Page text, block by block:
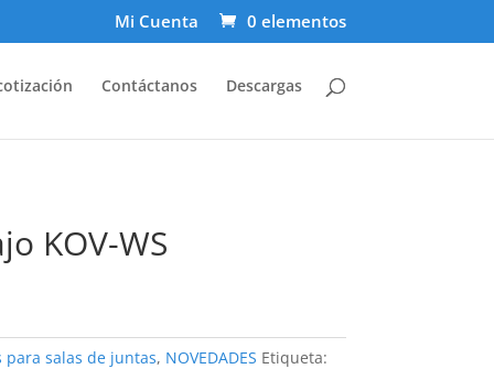
Mi Cuenta 0 elementos
Contáctanos Descargas
KOV-WS
para salas de juntas, NOVEDADES Etiqueta: